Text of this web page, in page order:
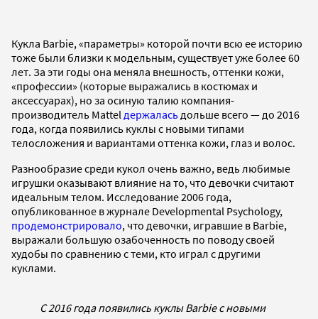
Кукла Barbie, «параметры» которой почти всю ее историю
тоже были близки к модельным, существует уже более 60
лет. За эти годы она меняла внешность, оттенки кожи,
«профессии» (которые выражались в костюмах и
аксессуарах), но за осиную талию компания-
производитель Mattel держалась дольше всего — до 2016
года, когда появились куклы с новыми типами
телосложения и вариантами оттенка кожи, глаз и волос.
Разнообразие среди кукол очень важно, ведь любимые
игрушки оказывают влияние на то, что девочки считают
идеальным телом. Исследование 2006 года,
опубликованное в журнале Developmental Psychology,
продемонстрировало, что девочки, игравшие в Barbie,
выражали большую озабоченность по поводу своей
худобы по сравнению с теми, кто играл с другими
куклами.
C 2016 года появились куклы Barbie с новыми